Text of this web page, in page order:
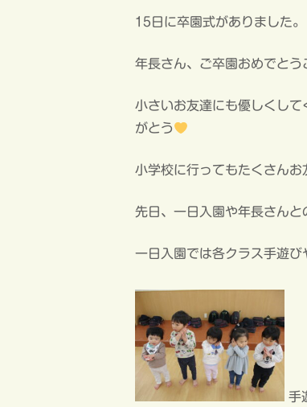
15日に卒園式がありました。
年長さん、ご卒園おめでとう
小さいお友達にも優しくし
がとう
小学校に行ってもたくさん
先日、一日入園や年長さんと
一日入園では各クラス手遊び
手